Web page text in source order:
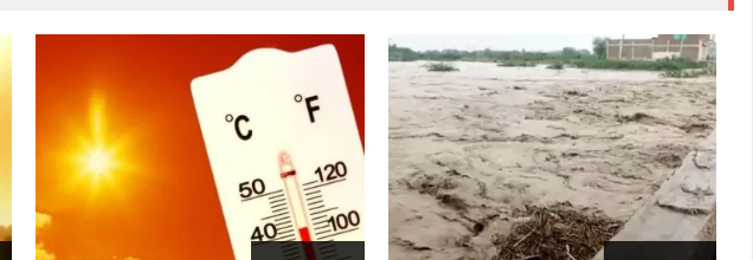
20:00 22:00 23:00 00:00 01:00 02:00 03:00 04:00